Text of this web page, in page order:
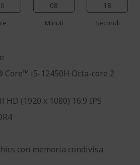
08
Minuti
17
Secondi
i5-12450H Octa-core 2
HD (1920 x 1080) 16:9 IPS
con memoria condivisa